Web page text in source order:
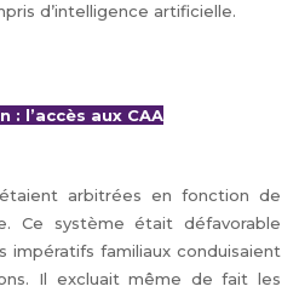
d’intelligence artificielle.
l’accès aux CAA
arbitrées en fonction de
Ce système était défavorable
familiaux conduisaient
Il excluait même de fait les